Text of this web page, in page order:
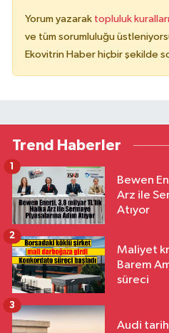
Yorum yazarak topluluk
ve tüm sorumluluğu
Ekovitrin Haber hiçbir şekilde
Trend Haberler
Bewen
Arz ile
Atıyor
1
Maliyet
Barem
süreci
2
Audi
3